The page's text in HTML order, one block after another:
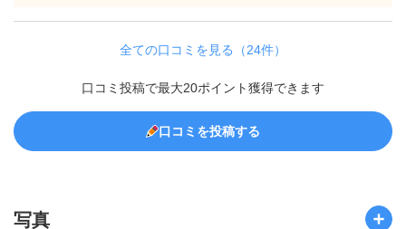
全ての口コミを見る（24件）
口コミ投稿で最大20ポイント獲得できます
口コミを投稿する
写真